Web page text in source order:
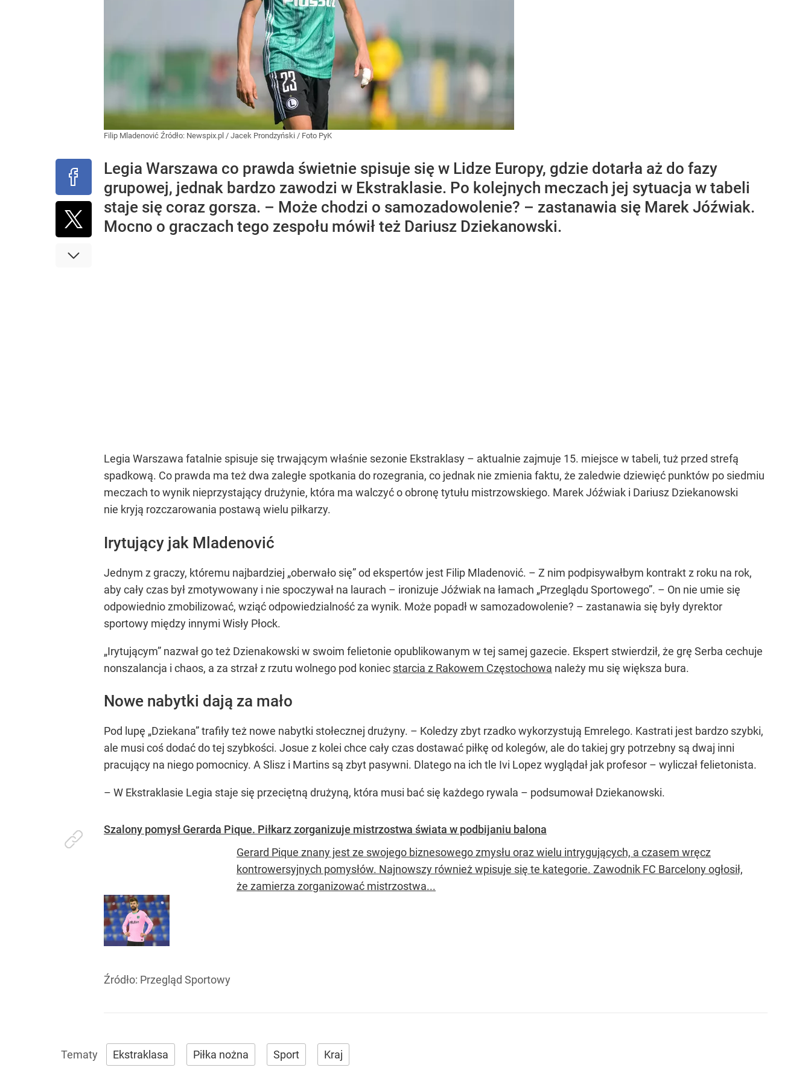
Filip Mladenović Źródło: Newspix.pl / Jacek Prondzyński / Foto PyK
Legia Warszawa co prawda świetnie spisuje się w Lidze Europy, gdzie dotarła aż do fazy
grupowej, jednak bardzo zawodzi w Ekstraklasie. Po kolejnych meczach jej sytuacja w tabeli
staje się coraz gorsza. – Może chodzi o samozadowolenie? – zastanawia się Marek Jóźwiak.
Mocno o graczach tego zespołu mówił też Dariusz Dziekanowski.
Legia Warszawa fatalnie spisuje się trwającym właśnie sezonie Ekstraklasy – aktualnie zajmuje 15. miejsce w tabeli, tuż przed strefą
spadkową. Co prawda ma też dwa zaległe spotkania do rozegrania, co jednak nie zmienia faktu, że zaledwie dziewięć punktów po siedmiu
meczach to wynik nieprzystający drużynie, która ma walczyć o obronę tytułu mistrzowskiego. Marek Jóźwiak i Dariusz Dziekanowski
nie kryją rozczarowania postawą wielu piłkarzy.
Irytujący jak Mladenović
Jednym z graczy, któremu najbardziej „oberwało się” od ekspertów jest Filip Mladenović. – Z nim podpisywałbym kontrakt z roku na rok,
aby cały czas był zmotywowany i nie spoczywał na laurach – ironizuje Jóźwiak na łamach „Przeglądu Sportowego”. – On nie umie się
odpowiednio zmobilizować, wziąć odpowiedzialność za wynik. Może popadł w samozadowolenie? – zastanawia się były dyrektor
sportowy między innymi Wisły Płock.
„Irytującym” nazwał go też Dzienakowski w swoim felietonie opublikowanym w tej samej gazecie. Ekspert stwierdził, że grę Serba cechuje
nonszalancja i chaos, a za strzał z rzutu wolnego pod koniec starcia z Rakowem Częstochowa należy mu się większa bura.
Nowe nabytki dają za mało
Pod lupę „Dziekana” trafiły też nowe nabytki stołecznej drużyny. – Koledzy zbyt rzadko wykorzystują Emrelego. Kastrati jest bardzo szybki,
ale musi coś dodać do tej szybkości. Josue z kolei chce cały czas dostawać piłkę od kolegów, ale do takiej gry potrzebny są dwaj inni
pracujący na niego pomocnicy. A Slisz i Martins są zbyt pasywni. Dlatego na ich tle Ivi Lopez wyglądał jak profesor – wyliczał felietonista.
– W Ekstraklasie Legia staje się przeciętną drużyną, która musi bać się każdego rywala – podsumował Dziekanowski.
Szalony pomysł Gerarda Pique. Piłkarz zorganizuje mistrzostwa świata w podbijaniu balona
Gerard Pique znany jest ze swojego biznesowego zmysłu oraz wielu intrygujących, a czasem wręcz
kontrowersyjnych pomysłów. Najnowszy również wpisuje się te kategorie. Zawodnik FC Barcelony ogłosił,
że zamierza zorganizować mistrzostwa...
Źródło: Przegląd Sportowy
Ekstraklasa Piłka nożna Sport Kraj